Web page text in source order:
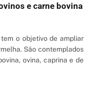
e carne bovina
o objetivo de ampliar
São contemplados
ovina, caprina e de